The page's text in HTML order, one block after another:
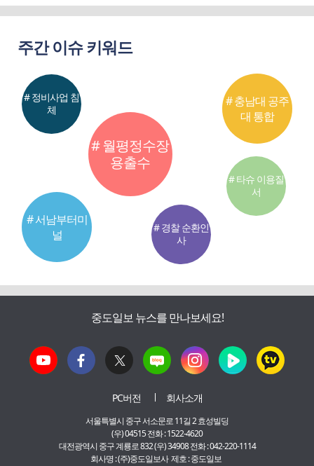
주간 이슈 키워드
# 월평정수장
용출수
# 서남부터미
널
# 충남대 공주
대 통합
# 정비사업 침
체
# 경찰 순환인
사
# 타슈 이용질
서
중도일보 뉴스를 만나보세요!
PC버전 회사소개
서울특별시 중구 서소문로 11길 2 효성빌딩
(우) 04515 전화 : 1522-4620
대전광역시 중구 계룡로 832 (우) 34908 전화 : 042-220-1114
회사명 : (주)중도일보사 제호 : 중도일보